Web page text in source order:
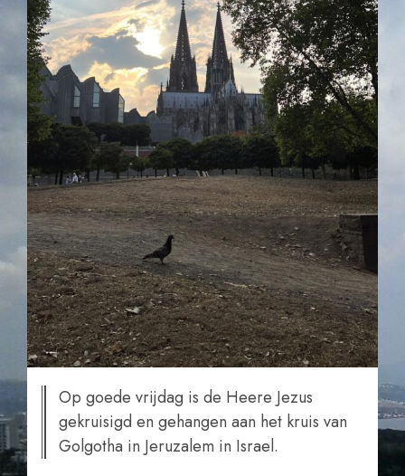
Op goede vrijdag is de Heere Jezus
gekruisigd en gehangen aan het kruis van
Golgotha in Jeruzalem in Israel.